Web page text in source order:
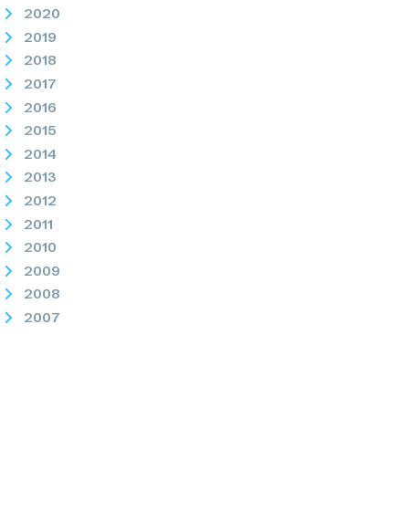
2020
2019
2018
2017
2016
2015
2014
2013
2012
2011
2010
2009
2008
2007